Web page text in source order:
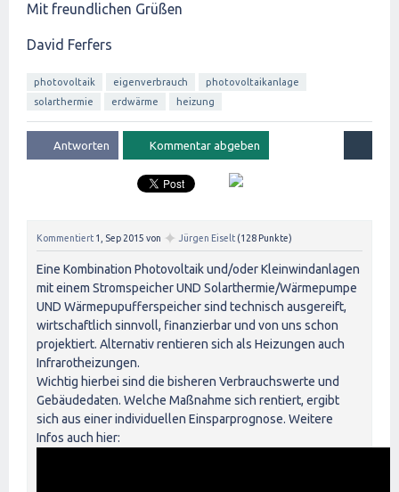
Mit freundlichen Grüßen
David Ferfers
photovoltaik eigenverbrauch
photovoltaikanlage
solarthermie
erdwärme heizung
Kommentiert 1, Sep 2015 von ✦ Jürgen Eiselt (128 Punkte)
Eine Kombination Photovoltaik und/oder Kleinwindanlagen
mit einem Stromspeicher UND Solarthermie/Wärmepumpe
UND Wärmepupufferspeicher sind technisch ausgereift,
wirtschaftlich sinnvoll, finanzierbar und von uns schon
projektiert. Alternativ rentieren sich als Heizungen auch
Infrarotheizungen.
Wichtig hierbei sind die bisheren Verbrauchswerte und
Gebäudedaten. Welche Maßnahme sich rentiert, ergibt
sich aus einer individuellen Einsparprognose. Weitere
Infos auch hier: